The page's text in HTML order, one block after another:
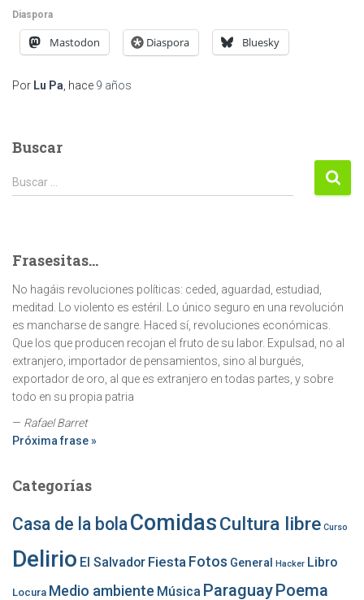
Diaspora
Mastodon Diaspora Bluesky
Por Lu Pa, hace 9 años
Buscar
Buscar:
Buscar …
Frasesitas...
No hagáis revoluciones políticas: ceded, aguardad, estudiad,
meditad. Lo violento es estéril. Lo único seguro en una revolución
es mancharse de sangre. Haced sí, revoluciones económicas.
Que los que producen recojan el fruto de su labor. Expulsad, no al
extranjero, importador de pensamientos, sino al burgués,
exportador de oro, al que es extranjero en todas partes, y sobre
todo en su propia patria
— Rafael Barret
Próxima frase »
Categorías
Casa de la bolaComidasCultura libre Curso
Delirio El Salvador Fiesta Fotos General Hacker Libro
Locura Medio ambiente Música ParaguayPoema